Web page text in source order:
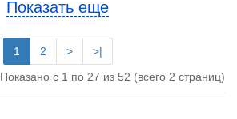
Показать еще
1 2 >
>|
Показано с 1 по 27 из 52 (всего 2 страниц)